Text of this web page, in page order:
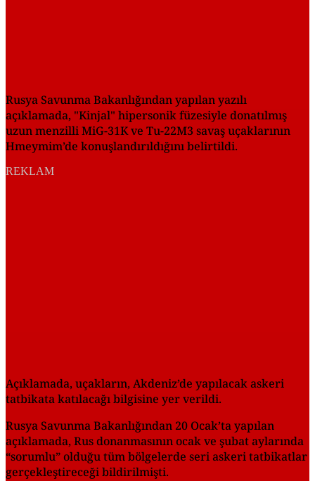
Rusya Savunma Bakanlığından yapılan yazılı
açıklamada, "Kinjal" hipersonik füzesiyle donatılmış
uzun menzilli MiG-31K ve Tu-22M3 savaş uçaklarının
Hmeymim’de konuşlandırıldığını belirtildi.
REKLAM
Açıklamada, uçakların, Akdeniz’de yapılacak askeri
tatbikata katılacağı bilgisine yer verildi.
Rusya Savunma Bakanlığından 20 Ocak’ta yapılan
açıklamada, Rus donanmasının ocak ve şubat aylarında
“sorumlu” olduğu tüm bölgelerde seri askeri tatbikatlar
gerçekleştireceği bildirilmişti.